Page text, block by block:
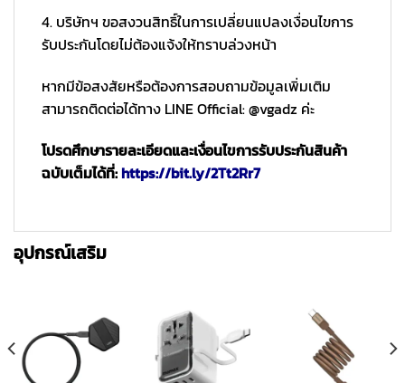
4. บริษัทฯ ขอสงวนสิทธิ์ในการเปลี่ยนแปลงเงื่อนไขการ
รับประกันโดยไม่ต้องแจ้งให้ทราบล่วงหน้า
หากมีข้อสงสัยหรือต้องการสอบถามข้อมูลเพิ่มเติม
สามารถติดต่อได้ทาง LINE Official: @vgadz ค่ะ
โปรดศึกษารายละเอียดและเงื่อนไขการรับประกันสินค้า
ฉบับเต็มได้ที่:https://bit.ly/2Tt2Rr7
อุปกรณ์เสริม